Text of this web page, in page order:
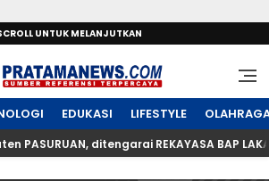
UNTUK MELANJUTKAN
PratamaNews.com
Referensi Terpercaya
EDUKASI LIFESTYLE
ditengarai REKAYASA BAP